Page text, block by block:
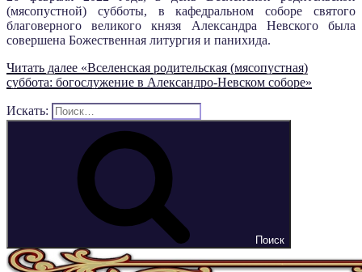
(мясопустной) субботы, в кафедральном соборе святого
благоверного великого князя Александра Невского была
совершена Божественная литургия и панихида.
Читать далее «Вселенская родительская (мясопустная)
суббота: богослужение в Александро-Невском соборе»
Искать:
Поиск